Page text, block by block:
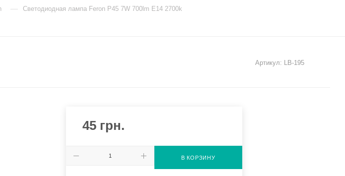
— Светодиодная лампа Feron P45 7W 700lm Е14 2700k
Артикул: LB-195
45 грн.
В КОРЗИНУ